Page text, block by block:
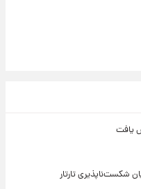
یافت
شکست‌ناپذیری تارتار